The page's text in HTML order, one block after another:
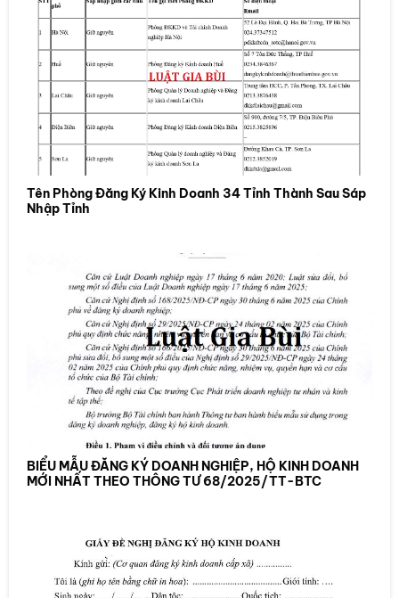
Tên Phòng Đăng Ký Kinh Doanh 34 Tỉnh Thành Sau Sáp
Nhập Tỉnh
BIỂU MẪU ĐĂNG KÝ DOANH NGHIỆP, HỘ KINH DOANH
MỚI NHẤT THEO THÔNG TƯ 68/2025/TT-BTC